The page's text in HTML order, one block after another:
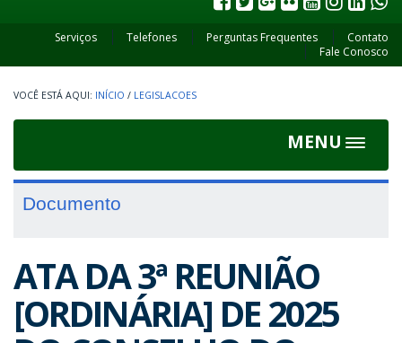
Serviços Telefones Perguntas Frequentes
Contato
Fale Conosco
INÍCIO / LEGISLACOES
MENU
Toggle
Documento
ATA DA 3ª REUNIÃO
[ORDINÁRIA] DE 2025